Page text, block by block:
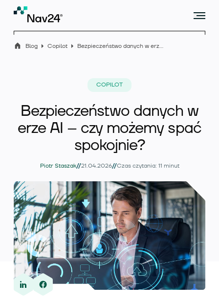
Usługi
Wiedza
Blog Copilot Bezpieczeństwo danych w erze AI – czy możemy spać spokojnie?
COPILOT
Bezpieczeństwo danych w
erze AI – czy możemy spać
spokojnie?
Piotr Staszak//21.04.2026//Czas czytania: 11 minut